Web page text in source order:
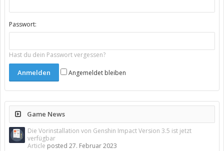
Passwort:
Hast du dein Passwort vergessen?
Angemeldet bleiben
Game News
Die Vorinstallation von Genshin Impact Version 3.5 ist jetzt
verfügbar
Article posted 27. Februar 2023